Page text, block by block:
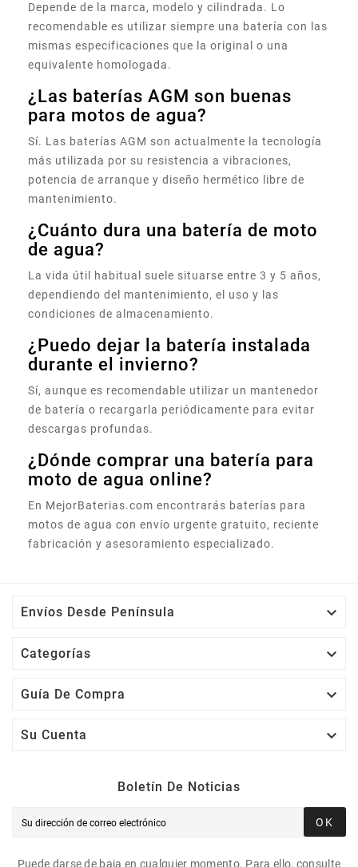
Depende de la marca, modelo y cilindrada. Lo
recomendable es utilizar siempre una batería con las
mismas especificaciones que la original o una
equivalente homologada.
¿Las baterías AGM son buenas
para motos de agua?
Sí. Las baterías AGM son actualmente la tecnología
más utilizada por su resistencia a vibraciones,
potencia de arranque y diseño hermético libre de
mantenimiento.
¿Cuánto dura una batería de moto
de agua?
La vida útil habitual suele situarse entre 3 y 5 años,
dependiendo del mantenimiento, el uso y las
condiciones de almacenamiento.
¿Puedo dejar la batería instalada
durante el invierno?
Sí, aunque es recomendable utilizar un mantenedor
de batería o recargarla periódicamente para evitar
descargas profundas.
¿Dónde comprar una batería para
moto de agua online?
En MejorBaterias.com encontrarás baterías para
motos de agua con envío urgente gratuito, reciente
fabricación y asesoramiento especializado.
Envíos Desde Península 
Categorías 
Guía De Compra 
Su Cuenta 
Boletín De Noticias
OK
Puede darse de baja en cualquier momento. Para ello, consulte